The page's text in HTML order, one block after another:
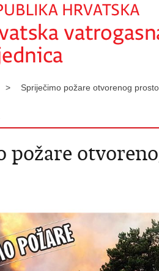
> Spriječimo požare otvorenog
požare